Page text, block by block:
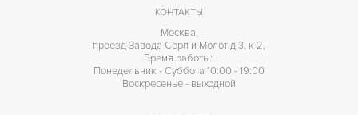
КОНТАКТЫ
Москва,
проезд Завода Серп и Молот д 3, к 2,
Время работы:
Понедельник - Суббота 10:00 - 19:00
Воскресенье - выходной